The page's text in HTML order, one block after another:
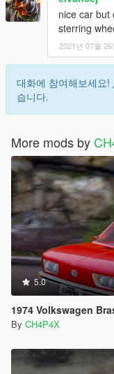
nice car but
sterring
2021년 07월 26
대화에 참여해보세요!
습니다.
More mods by
5.0
1974 Volkswagen
By CH4P4X